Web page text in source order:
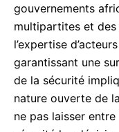
gouvernements
multipartites et
l’expertise
garantissant une
de la sécurité
nature ouverte de
ne pas laisser